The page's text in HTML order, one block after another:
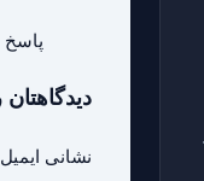
پاسخ
دیدگاهتان
نشانی